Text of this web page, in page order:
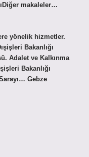
makaleler…
yönelik hizmetler.
Bakanlığı
Adalet ve Kalkınma
Bakanlığı
Gebze